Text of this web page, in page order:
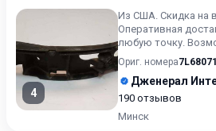
4
Из США. Скидка на
Оперативная
любую точку.
карточкой.
Ориг. номера
Дженерал
190 отзывов
Минск